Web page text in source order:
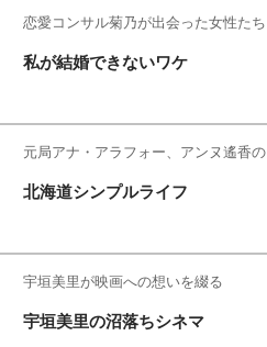
恋愛コンサル菊乃が出会った女性たち
私が結婚できないワケ
元局アナ・アラフォー、アンヌ遙香の
北海道シンプルライフ
宇垣美里が映画への想いを綴る
宇垣美里の沼落ちシネマ